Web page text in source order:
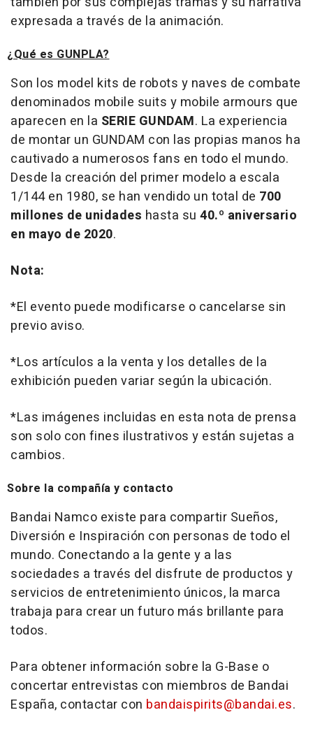
expresada a través de la animación.
¿Qué es GUNPLA?
Son los model kits de robots y naves de combate
denominados mobile suits y mobile armours que
aparecen en la SERIE GUNDAM. La experiencia
de montar un GUNDAM con las propias manos ha
cautivado a numerosos fans en todo el mundo.
Desde la creación del primer modelo a escala
1/144 en 1980, se han vendido un total de 700
millones de unidades hasta su 40.º aniversario
en mayo de 2020.
Nota:
*El evento puede modificarse o cancelarse sin
previo aviso.
*Los artículos a la venta y los detalles de la
exhibición pueden variar según la ubicación.
*Las imágenes incluidas en esta nota de prensa
son solo con fines ilustrativos y están sujetas a
cambios.
Sobre la compañía y contacto
Bandai Namco existe para compartir Sueños,
Diversión e Inspiración con personas de todo el
mundo. Conectando a la gente y a las
sociedades a través del disfrute de productos y
servicios de entretenimiento únicos, la marca
trabaja para crear un futuro más brillante para
todos.
Para obtener información sobre la G-Base o
concertar entrevistas con miembros de Bandai
España, contactar con bandaispirits@bandai.es.